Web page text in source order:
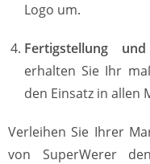
Logo um.
Fertigstellung
erhalten Sie Ihr
den Einsatz in allen
Verleihen Sie Ihrer
von SuperWerer